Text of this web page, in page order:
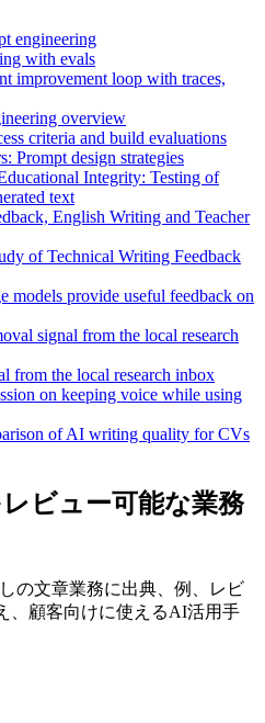
engineering
with evals
improvement loop with traces,
overview
criteria and build evaluations
Prompt design strategies
Integrity: Testing of
text
English Writing and Teacher
of Technical Writing Feedback
models provide useful feedback on
signal from the local research
from the local research inbox
on keeping voice while using
of AI writing quality for CVs
ビュー可能な業務
の文章業務に出典、例、レビ
、顧客向けに使えるAI活用手